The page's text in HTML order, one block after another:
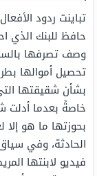
تباينت ردود
حافظ للبنك الذي
وصف تصرفها
تحصيل أموالها
بشأن شقيقتها
خاصةً بعدما أدلت
بحوزتها ما هو إلا
الحادثة، وفي
فيديو لابنتها